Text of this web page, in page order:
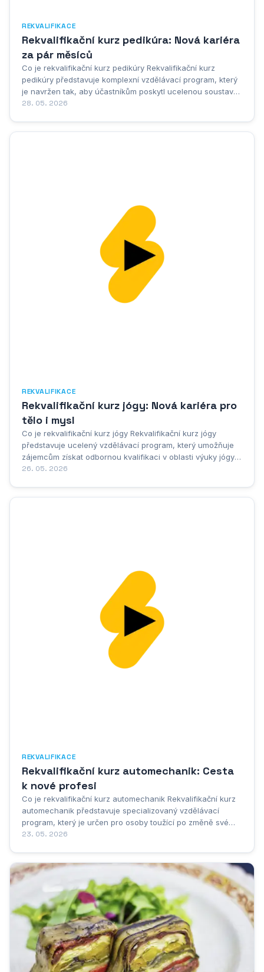
REKVALIFIKACE
Rekvalifikační kurz pedikúra: Nová kariéra
za pár měsíců
Co je rekvalifikační kurz pedikúry Rekvalifikační kurz
pedikúry představuje komplexní vzdělávací program, který
je navržen tak, aby účastníkům poskytl ucelenou soustavu
znalostí a praktických dovedností nezbytných pro
28. 05. 2026
REKVALIFIKACE
Rekvalifikační kurz jógy: Nová kariéra pro
tělo i mysl
Co je rekvalifikační kurz jógy Rekvalifikační kurz jógy
představuje ucelený vzdělávací program, který umožňuje
zájemcům získat odbornou kvalifikaci v oblasti výuky jógy a
následně tuto činnost vykonávat profesionálně. Jedná se o
26. 05. 2026
REKVALIFIKACE
Rekvalifikační kurz automechanik: Cesta
k nové profesi
Co je rekvalifikační kurz automechanik Rekvalifikační kurz
automechanik představuje specializovaný vzdělávací
program, který je určen pro osoby toužící po změně své
profesní kariéry směrem k automobilovému průmyslu.
23. 05. 2026